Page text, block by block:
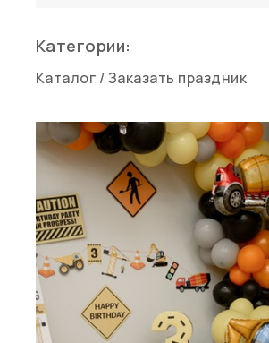
Категории:
Каталог /Заказать праздник